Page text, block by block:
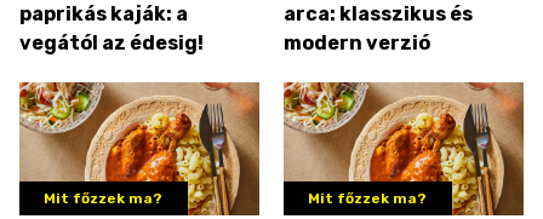
paprikás kaják: a
vegától az édesig!
arca: klasszikus és
modern verzió
Mit főzzek ma? Mit főzzek ma?